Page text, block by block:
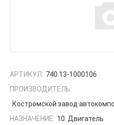
АРТИКУЛ: 740.13-1000106
ПРОИЗВОДИТЕЛЬ:
Костромской завод
НАЗНАЧЕНИЕ: 10. Двигатель